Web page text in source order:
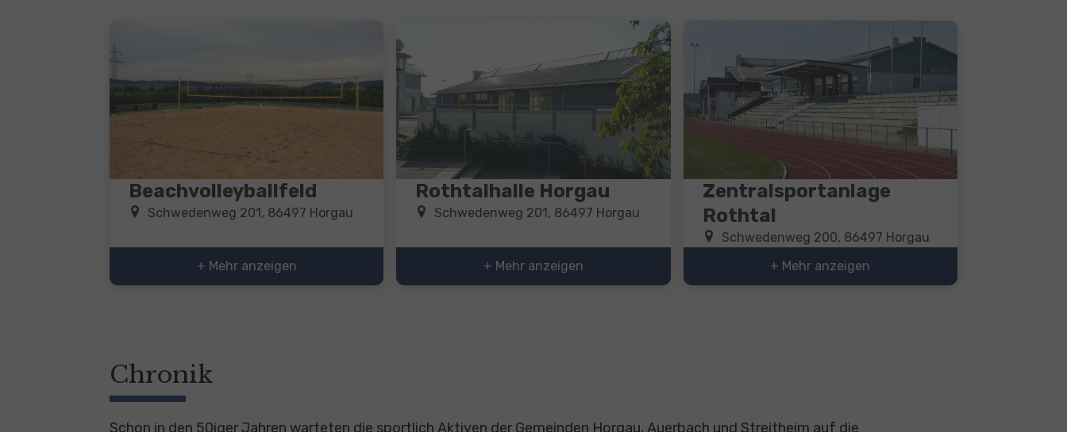
Beachvolleyballfeld
Schwedenweg 201, 86497 Horgau
+ Mehr anzeigen
Rothtalhalle Horgau
Schwedenweg 201, 86497 Horgau
+ Mehr anzeigen
Zentralsportanlage
Rothtal
Schwedenweg 200, 86497 Horgau
+ Mehr anzeigen
Chronik
Schon in den 50iger Jahren warteten die sportlich Aktiven der Gemeinden Horgau, Auerbach und Streitheim auf die